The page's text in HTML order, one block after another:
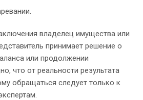
владелец имущества или
принимает решение о
или продолжении
что от реальности результата
обращаться следует только к